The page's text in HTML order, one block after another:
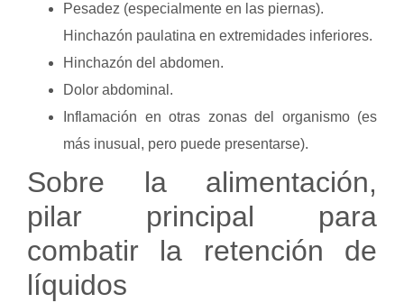
Pesadez (especialmente en las piernas).
Hinchazón paulatina en extremidades inferiores.
Hinchazón del abdomen.
Dolor abdominal.
Inflamación en otras zonas del organismo (es
más inusual, pero puede presentarse).
Sobre la alimentación,
pilar principal para
combatir la retención de
líquidos